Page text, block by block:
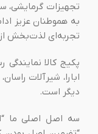
تجهیزات گرمایشی،
به هموطنان عزیز
تجربه‌ای لذت‌بخش از
پکیج کالا
ابارا، شیرآلات
دیگر است.
سه اصل اصلی ما